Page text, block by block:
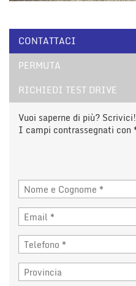
CONTATTACI
PERMUTA
RICHIEDI TEST DRIVE
Vuoi saperne di più? Scrivici!
I campi contrassegnati con